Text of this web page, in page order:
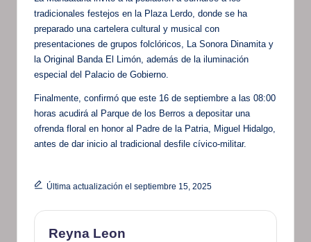
tradicionales festejos en la Plaza Lerdo, donde se ha
preparado una cartelera cultural y musical con
presentaciones de grupos folclóricos, La Sonora Dinamita y
la Original Banda El Limón, además de la iluminación
especial del Palacio de Gobierno.
Finalmente, confirmó que este 16 de septiembre a las 08:00
horas acudirá al Parque de los Berros a depositar una
ofrenda floral en honor al Padre de la Patria, Miguel Hidalgo,
antes de dar inicio al tradicional desfile cívico-militar.
Última actualización el septiembre 15, 2025
Reyna Leon